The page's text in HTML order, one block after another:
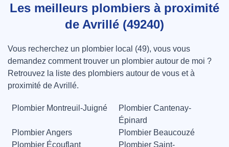
Les meilleurs plombiers à proximité
de Avrillé (49240)
Vous recherchez un plombier local (49), vous vous
demandez comment trouver un plombier autour de moi ?
Retrouvez la liste des plombiers autour de vous et à
proximité de Avrillé.
Plombier Montreuil-Juigné
Plombier Cantenay-
Épinard
Plombier Angers
Plombier Beaucouzé
Plombier Écouflant
Plombier Saint-